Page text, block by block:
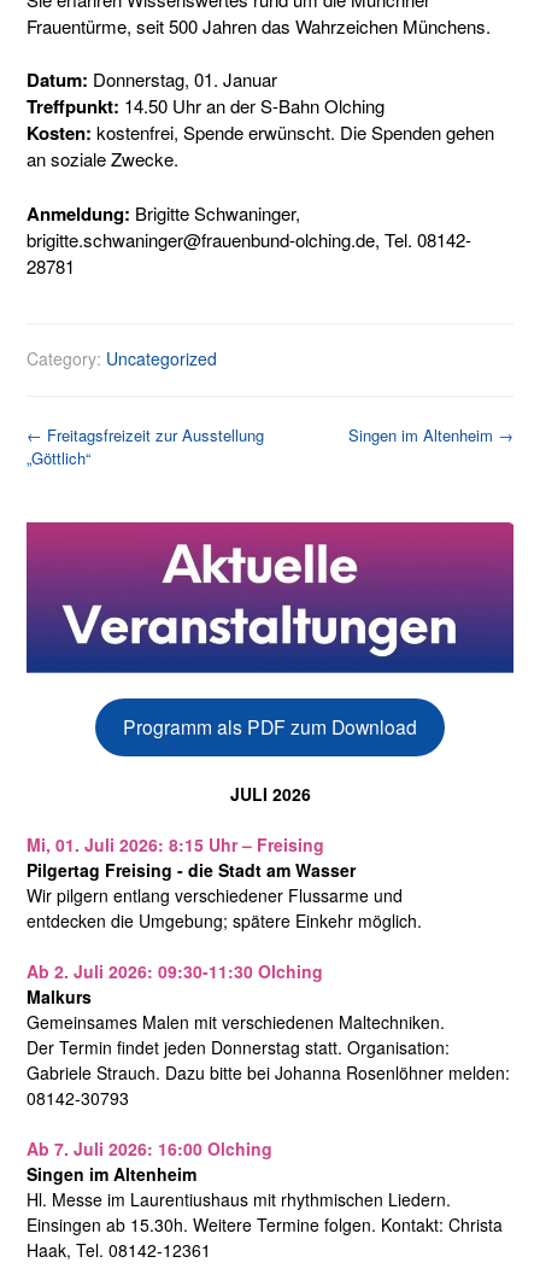
Frauentürme, seit 500 Jahren das Wahrzeichen Münchens.
Datum: Donnerstag, 01. Januar
Treffpunkt: 14.50 Uhr an der S-Bahn Olching
Kosten:kostenfrei, Spende erwünscht. Die Spenden gehen
an soziale Zwecke.
Anmeldung: Brigitte Schwaninger,
brigitte.schwaninger@frauenbund-olching.de, Tel. 08142-
28781
Category: Uncategorized
Post
navigation
← Freitagsfreizeit zur Ausstellung
„Göttlich“
Singen im Altenheim →
Programm als PDF zum Download
JULI 2026
Mi, 01. Juli 2026: 8:15 Uhr – Freising
Pilgertag Freising - die Stadt am Wasser
Wir pilgern entlang verschiedener Flussarme und
entdecken die Umgebung; spätere Einkehr möglich.
Ab 2. Juli 2026: 09:30-11:30 Olching
Malkurs
Gemeinsames Malen mit verschiedenen Maltechniken.
Der Termin findet jeden Donnerstag statt. Organisation:
Gabriele Strauch. Dazu bitte bei Johanna Rosenlöhner melden:
08142-30793
Ab 7. Juli 2026: 16:00 Olching
Singen im Altenheim
Hl. Messe im Laurentiushaus mit rhythmischen Liedern.
Einsingen ab 15.30h. Weitere Termine folgen. Kontakt: Christa
Haak, Tel. 08142-12361